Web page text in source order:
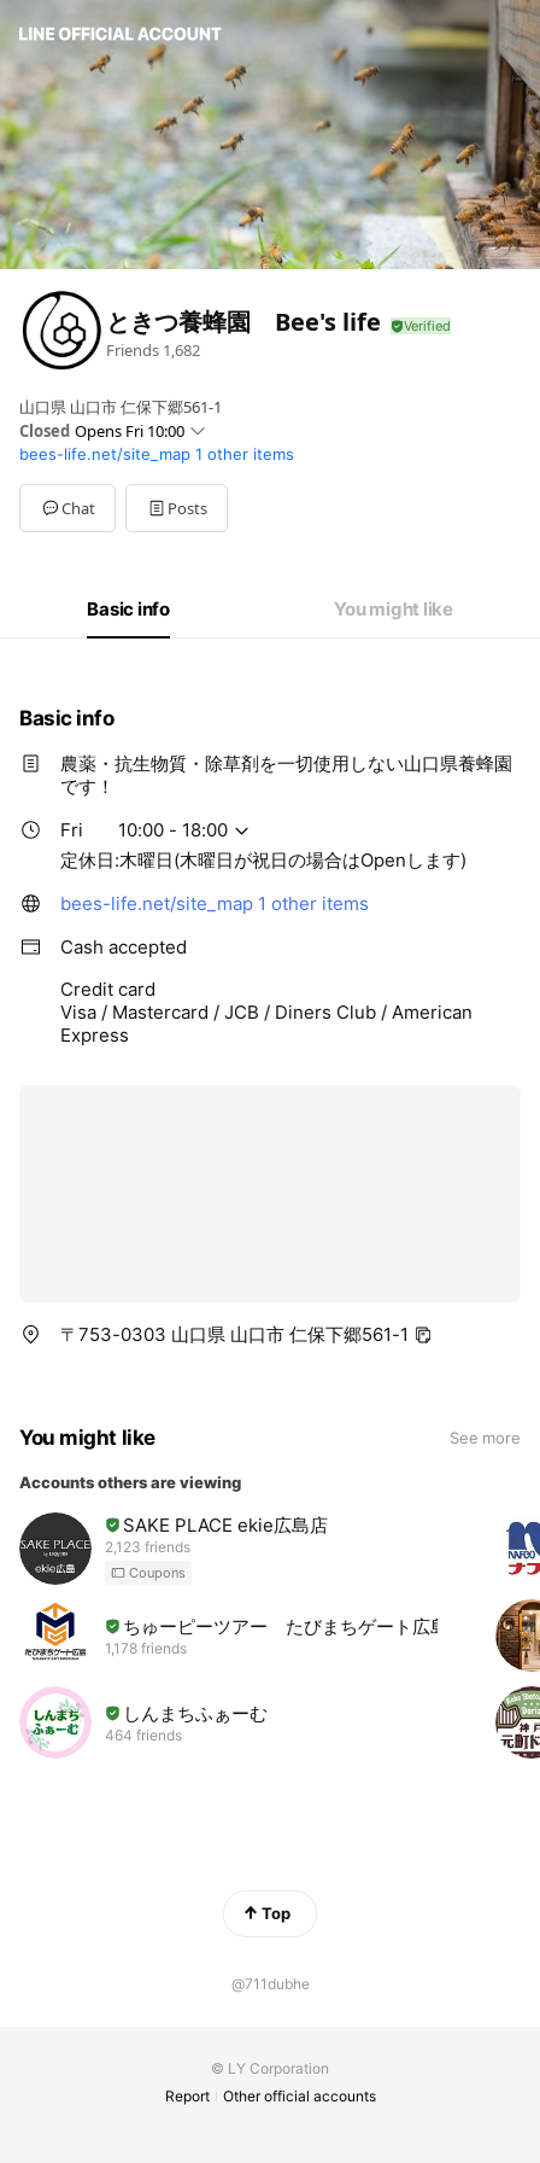
ときつ養蜂園 Bee's life
Friends 1,682
山口県 山口市 仁保下郷561-1
Closed Opens Fri 10:00
Sun10:00 - 18:00
Mon10:00 - 17:00
Tue10:00 - 17:00
Wed10:00 - 18:00
10:00 - 18:00
定休日:木曜日(木曜日が祝日の場合はOpenします)
bees-life.net/site_map 1 other items
Chat Posts
Basic info You might like
Basic info
農薬・抗生物質・除草剤を一切使用しない山口県養蜂園
です！
Fri
10:00 - 18:00
定休日:木曜日(木曜日が祝日の場合はOpenします)
bees-life.net/site_map 1 other items
Cash accepted
Credit card
Visa / Mastercard / JCB / Diners Club / American
Express
〒753-0303 山口県 山口市 仁保下郷561-1
You might like See more
Accounts others are viewing
SAKE PLACE ekie広島店
2,123 friends
Coupons
ちゅーピーツアー たびまちゲート広島
1,178 friends
しんまちふぁーむ
464 friends
Top
@711dubhe
© LY Corporation
Report
Other official accounts